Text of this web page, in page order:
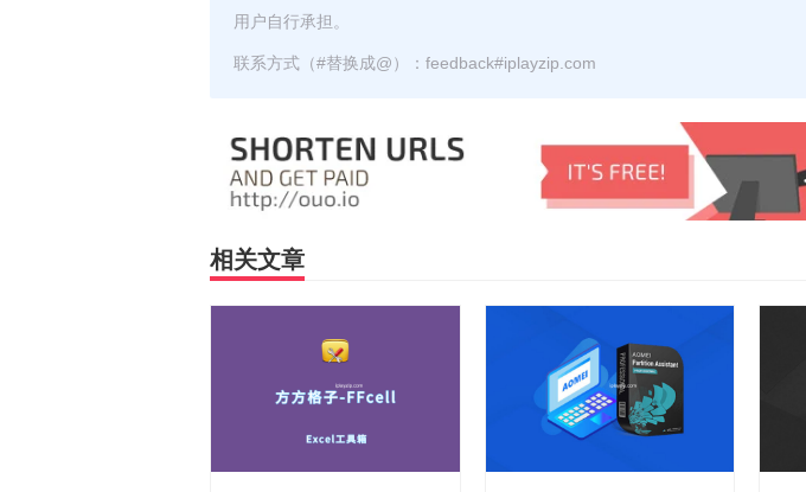
用户自行承担。
联系方式（#替换成@）：feedback#iplayzip.com
相关文章